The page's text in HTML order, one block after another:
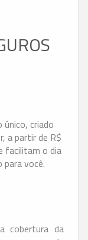
criado
a partir de R$
facilitam o dia
você.
cobertura da